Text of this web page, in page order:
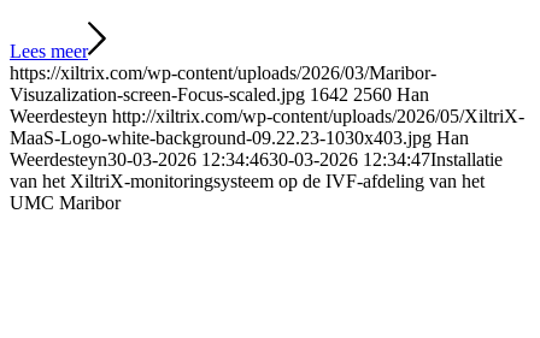
Lees meer
https://xiltrix.com/wp-content/uploads/2026/03/Maribor-
Visuzalization-screen-Focus-scaled.jpg 1642 2560 Han
Weerdesteyn http://xiltrix.com/wp-content/uploads/2026/05/XiltriX-
MaaS-Logo-white-background-09.22.23-1030x403.jpg Han
Weerdesteyn30-03-2026 12:34:4630-03-2026 12:34:47Installatie
van het XiltriX-monitoringsysteem op de IVF-afdeling van het
UMC Maribor